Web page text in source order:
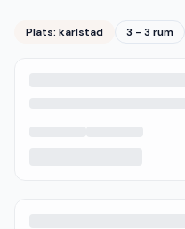
Plats: karlstad 3 - 3 rum